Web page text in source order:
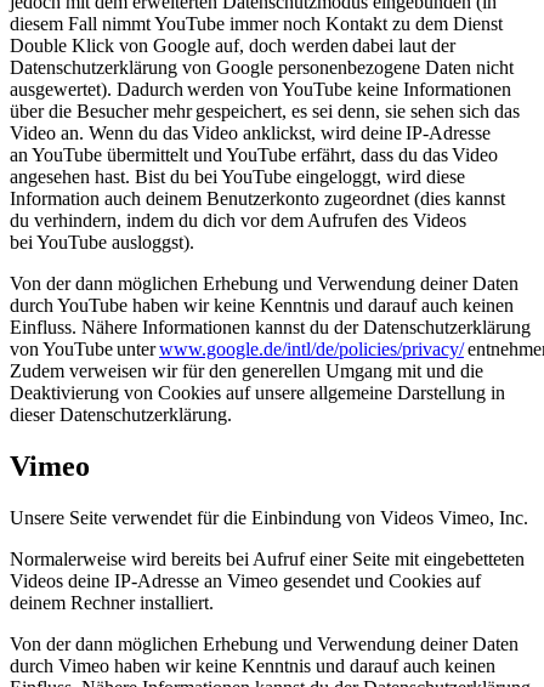
diesem Fall nimmt YouTube immer noch Kontakt zu dem Dienst
Double Klick von Google auf, doch werden dabei laut der
Datenschutzerklärung von Google personenbezogene Daten nicht
ausgewertet). Dadurch werden von YouTube keine Informationen
über die Besucher mehr gespeichert, es sei denn, sie sehen sich das
Video an. Wenn du das Video anklickst, wird deine IP-Adresse
an YouTube übermittelt und YouTube erfährt, dass du das Video
angesehen hast. Bist du bei YouTube eingeloggt, wird diese
Information auch deinem Benutzerkonto zugeordnet (dies kannst
du verhindern, indem du dich vor dem Aufrufen des Videos
bei YouTube ausloggst).
Von der dann möglichen Erhebung und Verwendung deiner Daten
durch YouTube haben wir keine Kenntnis und darauf auch keinen
Einfluss. Nähere Informationen kannst du der Datenschutzerklärung
von YouTube unterwww.google.de/intl/de/policies/privacy/
Zudem verweisen wir für den generellen Umgang mit und die
Deaktivierung von Cookies auf unsere allgemeine Darstellung in
dieser Datenschutzerklärung.
Vimeo
Unsere Seite verwendet für die Einbindung von Videos Vimeo, Inc.
Normalerweise wird bereits bei Aufruf einer Seite mit eingebetteten
Videos deine IP-Adresse an Vimeo gesendet und Cookies auf
deinem Rechner installiert.
Von der dann möglichen Erhebung und Verwendung deiner Daten
durch Vimeo haben wir keine Kenntnis und darauf auch keinen